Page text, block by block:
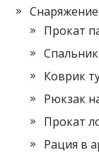
Прокат
Коврик
Рюкзак
Прокат
Рация в